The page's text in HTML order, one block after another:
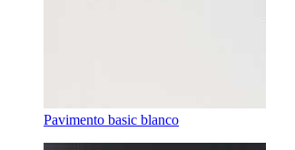
Pavimento basic blanco